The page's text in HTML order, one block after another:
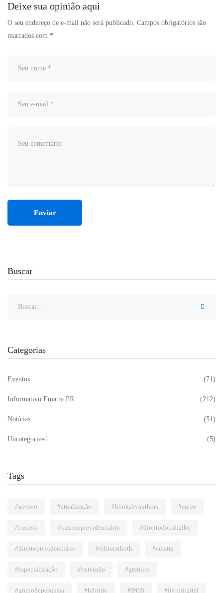
Deixe sua opinião aqui
O seu endereço de e-mail não será publicado. Campos obrigatórios são
marcados com *
Buscar
Categorias
Eventos (71)
Informativo Ematra PR (212)
Notícias (51)
Uncategorized (5)
Tags
#aovivo #atualização #booksbyauthors #curso
#custeio #custeioprevidenciário #direitodotrabalho
#direitoprevidenciário #editorathoth #ematra
#especialização #extensão #gratuito
#grupodepesquisa #híbrido #INSS #livrodigital